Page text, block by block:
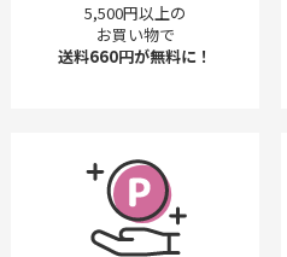
5,500円以上の
お買い物で
送料660円が無料に！